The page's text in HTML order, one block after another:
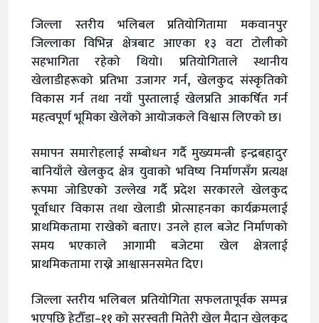
जिल्ला स्तरीय भलिबल प्रतियोगितामा मकवानपुर
जिल्लाका विभिन्न क्षेत्रबाट आएका १३ वटा टोलीको
सहभागिता रहेको थियो। प्रतियोगिताले स्थानीय
खेलाडीहरूको प्रतिभा उजागर गर्न, खेलकुद संस्कृतिको
विकास गर्न तथा नयाँ पुस्तालाई खेलप्रति आकर्षित गर्न
महत्वपूर्ण भूमिका खेलेको आयोजकले विश्वास लिएको छ।
समापन समारोहलाई सम्बोधन गर्दै मुख्यमन्त्री इन्द्रबहादुर
बानियाँले खेलकुद क्षेत्र युवाको भविष्य निर्माणसँग प्रत्यक्ष
रूपमा जोडिएको उल्लेख गर्दै प्रदेश सरकारले खेलकुद
पूर्वाधार विकास तथा खेलाडी प्रोत्साहनका कार्यक्रमलाई
प्राथमिकतामा राखेको बताए। उनले हाल बजेट निर्माणको
समय भएकाले आगामी बजेटमा खेल क्षेत्रलाई
प्राथमिकतामा राख्ने आश्वासनसमेत दिए।
जिल्ला स्तरीय भलिबल प्रतियोगिता सफलतापूर्वक सम्पन्न
भएपछि हेटौँडा–११ को सरस्वती मितेरी खेल मैदान खेलकुद